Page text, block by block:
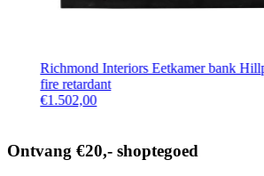
Richmond Interiors Eetkamer bank
fire retardant
€1.502,00
Ontvang €20,- shoptegoed